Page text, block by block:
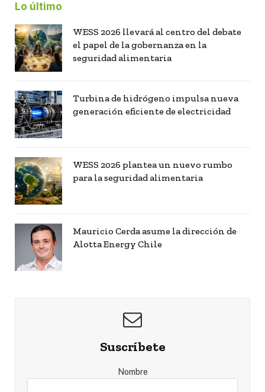
Lo último
WESS 2026 llevará al centro del debate
el papel de la gobernanza en la
seguridad alimentaria
Turbina de hidrógeno impulsa nueva
generación eficiente de electricidad
WESS 2026 plantea un nuevo rumbo
para la seguridad alimentaria
Mauricio Cerda asume la dirección de
Alotta Energy Chile
Suscríbete
Nombre